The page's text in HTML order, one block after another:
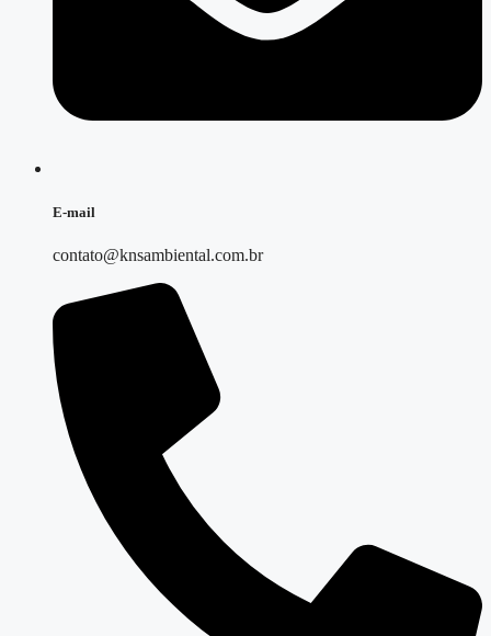
E-mail
contato@knsambiental.com.br